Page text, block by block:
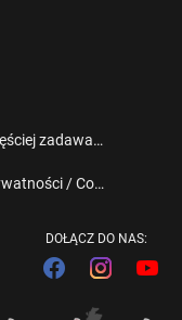
FAQ - Najczęściej zadawane pytania
Polityka prywatności / Cookies
DOŁĄCZ DO NAS: